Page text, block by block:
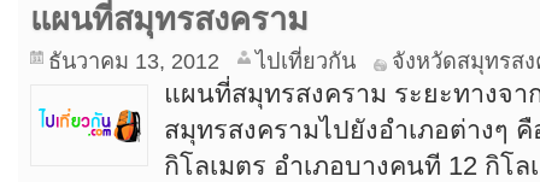
แผนที่สมุทรสงคราม
ธันวาคม 13, 2012 ไปเที่ยวกัน จังหวัดสมุทรส
แผนที่สมุทรสงคราม ระยะทางจา
สมุทรสงครามไปยังอำเภอต่างๆ
กิโลเมตร อำเภอบางคนที 12 กิโล